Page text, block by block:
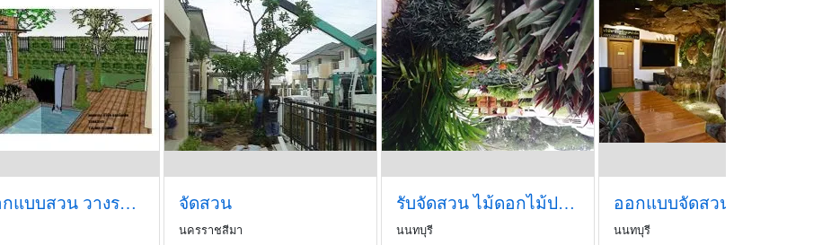
รับออกแบบสวน วางระบบน้ำ จัดสวน
นครราชสีมา
รับจัดสวน ไม้ดอกไม้ประดับ
นนทบุรี นนทบุรี